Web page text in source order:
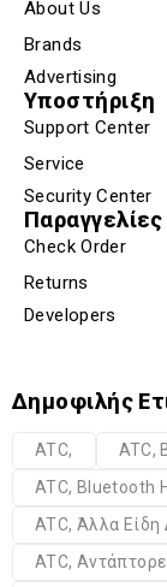
About Us
Brands
Advertising
Υποστήριξη
Support Center
Service
Security Center
Παραγγελίες
Check Order
Returns
Developers
Δημοφιλής
ATC,
ATC,
ATC, Bluetooth
ATC, Άλλα Είδη
ATC,